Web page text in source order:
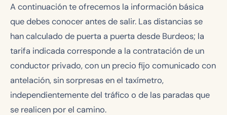
A continuación te ofrecemos la información básica
que debes conocer antes de salir. Las distancias se
han calculado de puerta a puerta desde Burdeos; la
tarifa indicada corresponde a la contratación de un
conductor privado, con un precio fijo comunicado con
antelación, sin sorpresas en el taxímetro,
independientemente del tráfico o de las paradas que
se realicen por el camino.